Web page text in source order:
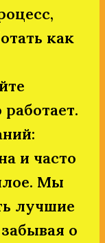
как
и часто
Мы
лучшие
о